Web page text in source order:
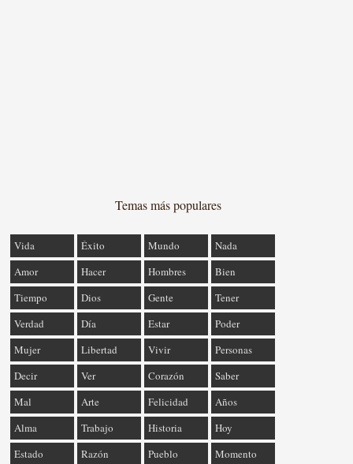
Temas más populares
Vida Éxito Mundo
Nada
Amor
Hacer Hombres
Bien
Tiempo
Dios Gente
Tener
Verdad
Día Estar
Poder
Mujer
Libertad Vivir
Personas
Decir
Ver Corazón
Saber
Mal
Arte Felicidad
Años
Alma
Trabajo Historia
Hoy
Estado
Razón Pueblo Momento